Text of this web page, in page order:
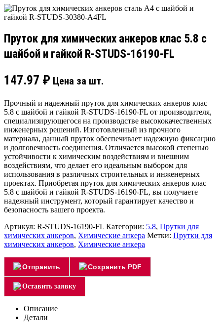
Пруток для химических анкеров клас 5.8 с
шайбой и гайкой R-STUDS-16190-FL
147.97 ₽ Цена за шт.
Прочный и надежный пруток для химических анкеров клас
5.8 с шайбой и гайкой R-STUDS-16190-FL от производителя,
специализирующегося на производстве высококачественных
инженерных решений. Изготовленный из прочного
материала, данный пруток обеспечивает надежную фиксацию
и долговечность соединения. Отличается высокой степенью
устойчивости к химическим воздействиям и внешним
воздействиям, что делает его идеальным выбором для
использования в различных строительных и инженерных
проектах. Приобретая пруток для химических анкеров клас
5.8 с шайбой и гайкой R-STUDS-16190-FL, вы получаете
надежный инструмент, который гарантирует качество и
безопасность вашего проекта.
Артикул: R-STUDS-16190-FL Категории: 5.8, Прутки для
химических анкеров, Химические анкера Метки: Прутки для
химических анкеров, Химические анкера
Отправить Сохранить PDF
Оставить заявку
Описание
Детали